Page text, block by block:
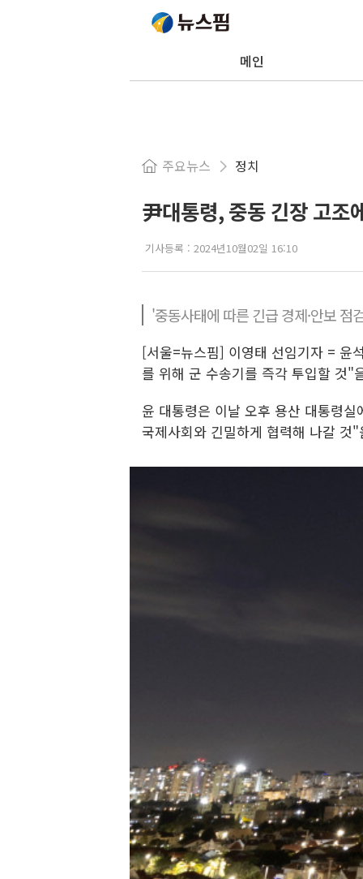
메인
주요뉴스 정치
尹대통령, 중동 긴장 고조
기사등록 : 2024년10월02일 16:10
'중동사태에 따른 긴급 경제·안보 점
[서울=뉴스핌] 이영태 선임기자 = 윤
를 위해 군 수송기를 즉각 투입할 것"
윤 대통령은 이날 오후 용산 대통령
국제사회와 긴밀하게 협력해 나갈 것